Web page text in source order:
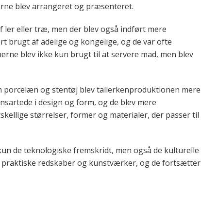
blev arrangeret og præsenteret.
eller træ, men der blev også indført mere
brugt af adelige og kongelige, og de var ofte
blev ikke kun brugt til at servere mad, men blev
og stentøj blev tallerkenproduktionen mere
i design og form, og de blev mere
størrelser, former og materialer, der passer til
de teknologiske fremskridt, men også de kulturelle
praktiske redskaber og kunstværker, og de fortsætter